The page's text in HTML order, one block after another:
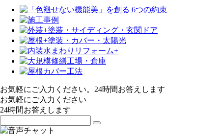
お気軽にご入力ください。24時間お答えします
お気軽にご入力ください
24時間お答えします